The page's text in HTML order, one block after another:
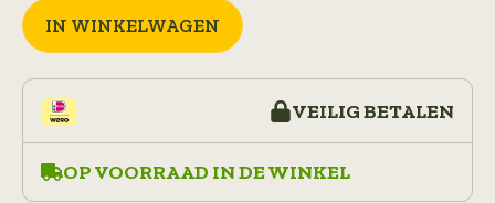
jack
camo
aantal
IN WINKELWAGEN
VEILIG BETALEN
OP VOORRAAD IN DE WINKEL